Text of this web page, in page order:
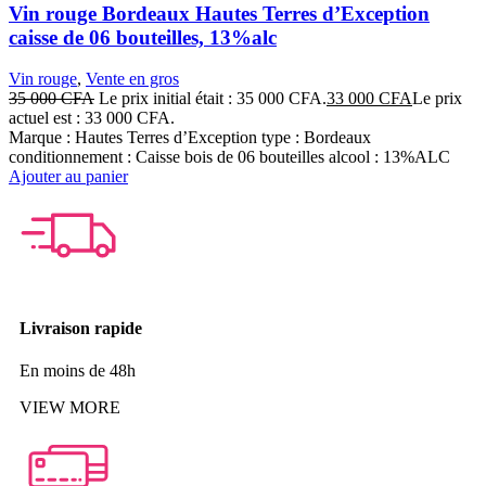
Vin rouge Bordeaux Hautes Terres d’Exception
caisse de 06 bouteilles, 13%alc
Vin rouge, Vente en gros
35 000CFA Le prix initial était : 35 000 CFA.33 000 CFALe prix
actuel est : 33 000 CFA.
Marque : Hautes Terres d’Exception type : Bordeaux
conditionnement : Caisse bois de 06 bouteilles alcool : 13%ALC
Ajouter au panier
Livraison rapide
En moins de 48h
VIEW MORE